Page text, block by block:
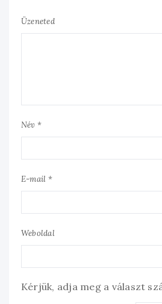
Üzeneted
Név *
E-mail *
Weboldal
Kérjük, adja meg a választ